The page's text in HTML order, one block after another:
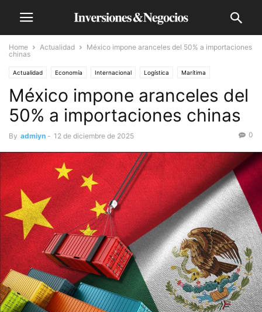
Home Actualidad
México impone aranceles del 50% a importaciones
chinas
Actualidad Economía Internacional Logística Marítima
México impone aranceles del
50% a importaciones chinas
By admiyn - 12 de diciembre de 2025 0